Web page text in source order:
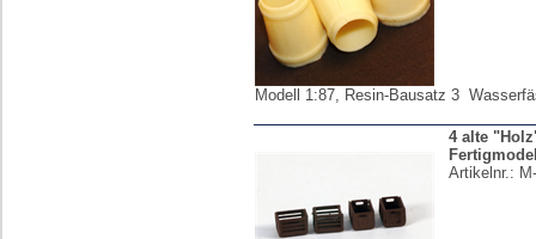
Modell 1:87, Resin-Bausatz 3
4 alte
Artikelnr.: